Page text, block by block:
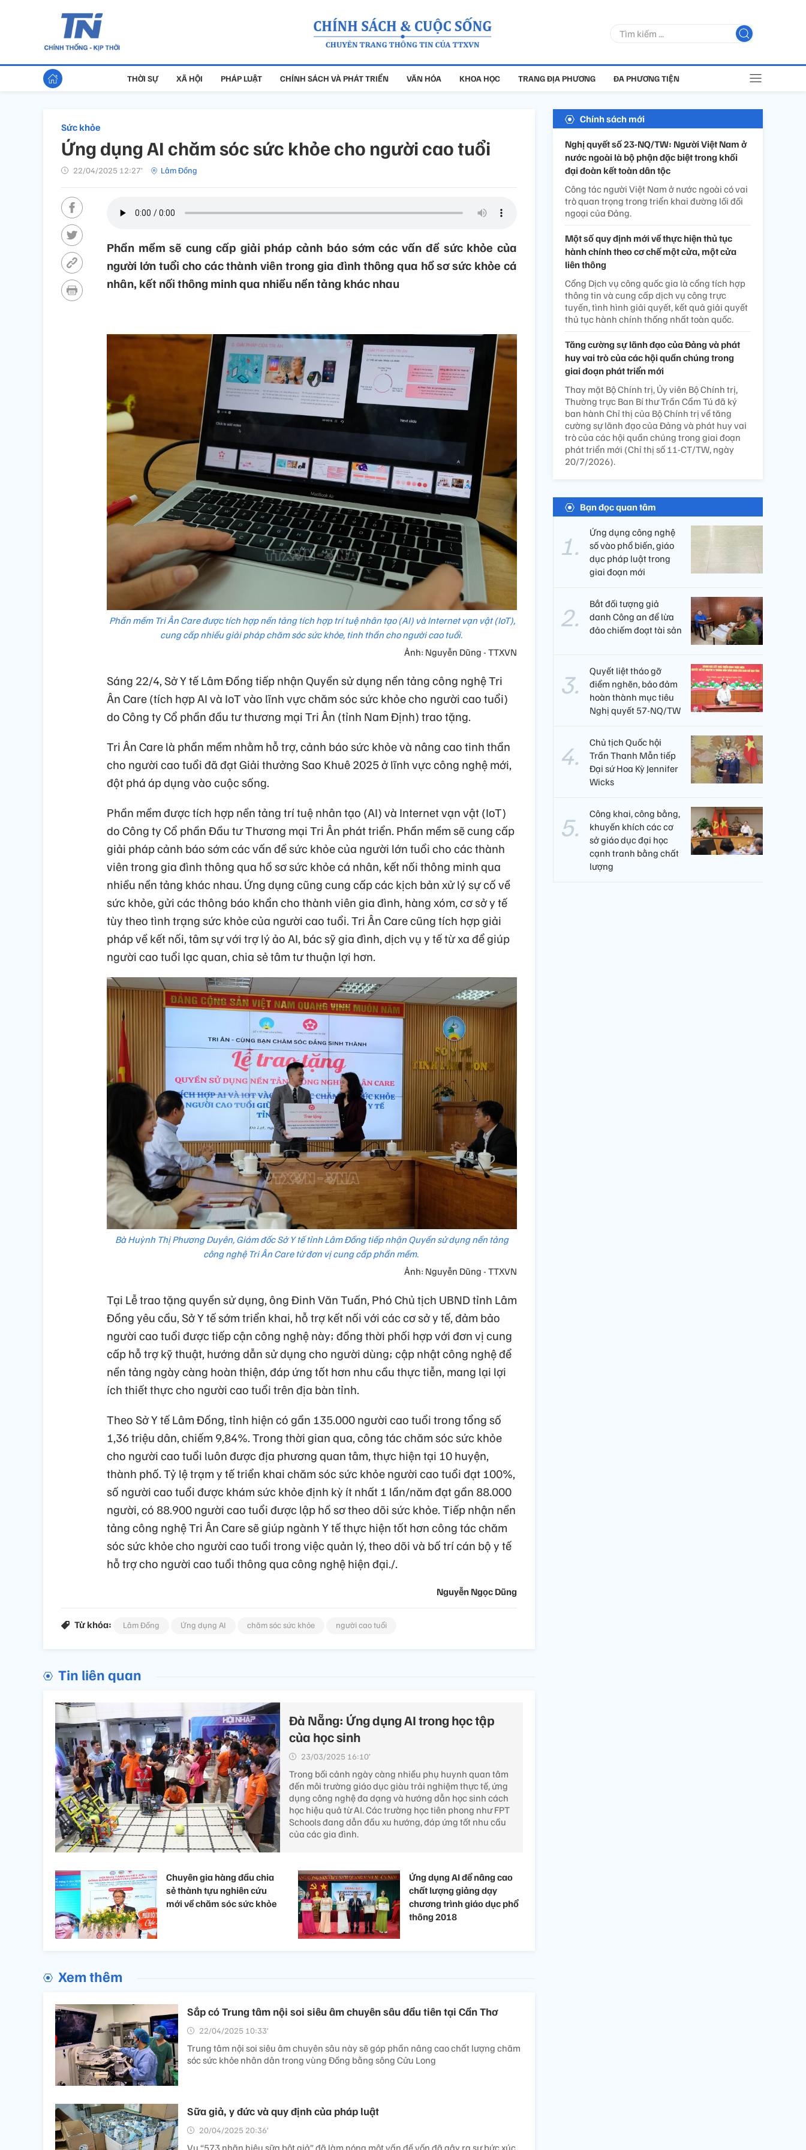
THỜI SỰ XÃ HỘI PHÁP LUẬT CHÍNH SÁCH VÀ PHÁT TRIỂN VĂN HÓA KHOA HỌC TRANG ĐỊA PHƯƠNG ĐA PHƯƠNG TIỆN
Sức khỏe
Ứng dụng AI chăm sóc sức khỏe cho người cao tuổi
22/04/2025 12:27’ Lâm Đồng
Phần mềm sẽ cung cấp giải pháp cảnh báo sớm các vấn đề sức khỏe của
người lớn tuổi cho các thành viên trong gia đình thông qua hồ sơ sức khỏe cá
nhân, kết nối thông minh qua nhiều nền tảng khác nhau
Phần mềm Tri Ân Care được tích hợp nền tảng tích hợp trí tuệ nhân tạo (AI) và Internet vạn vật (IoT),
cung cấp nhiều giải pháp chăm sóc sức khỏe, tinh thần cho người cao tuổi.
Ảnh: Nguyễn Dũng - TTXVN
Sáng 22/4, Sở Y tế Lâm Đồng tiếp nhận Quyền sử dụng nền tảng công nghệ Tri
Ân Care (tích hợp AI và IoT vào lĩnh vực chăm sóc sức khỏe cho người cao tuổi)
do Công ty Cổ phần đầu tư thương mại Tri Ân (tỉnh Nam Định) trao tặng.
Tri Ân Care là phần mềm nhằm hỗ trợ, cảnh báo sức khỏe và nâng cao tinh thần
cho người cao tuổi đã đạt Giải thưởng Sao Khuê 2025 ở lĩnh vực công nghệ mới,
đột phá áp dụng vào cuộc sống.
Phần mềm được tích hợp nền tảng trí tuệ nhân tạo (AI) và Internet vạn vật (IoT)
do Công ty Cổ phần Đầu tư Thương mại Tri Ân phát triển. Phần mềm sẽ cung cấp
giải pháp cảnh báo sớm các vấn đề sức khỏe của người lớn tuổi cho các thành
viên trong gia đình thông qua hồ sơ sức khỏe cá nhân, kết nối thông minh qua
nhiều nền tảng khác nhau. Ứng dụng cũng cung cấp các kịch bản xử lý sự cố về
sức khỏe, gửi các thông báo khẩn cho thành viên gia đình, hàng xóm, cơ sở y tế
tùy theo tình trạng sức khỏe của người cao tuổi. Tri Ân Care cũng tích hợp giải
pháp về kết nối, tâm sự với trợ lý ảo AI, bác sỹ gia đình, dịch vụ y tế từ xa để giúp
người cao tuổi lạc quan, chia sẻ tâm tư thuận lợi hơn.
Bà Huỳnh Thị Phương Duyên, Giám đốc Sở Y tế tỉnh Lâm Đồng tiếp nhận Quyền sử dụng nền tảng
công nghệ Tri Ân Care từ đơn vị cung cấp phần mềm.
Ảnh: Nguyễn Dũng - TTXVN
Tại Lễ trao tặng quyền sử dụng, ông Đinh Văn Tuấn, Phó Chủ tịch UBND tỉnh Lâm
Đồng yêu cầu, Sở Y tế sớm triển khai, hỗ trợ kết nối với các cơ sở y tế, đảm bảo
người cao tuổi được tiếp cận công nghệ này; đồng thời phối hợp với đơn vị cung
cấp hỗ trợ kỹ thuật, hướng dẫn sử dụng cho người dùng; cập nhật công nghệ để
nền tảng ngày càng hoàn thiện, đáp ứng tốt hơn nhu cầu thực tiễn, mang lại lợi
ích thiết thực cho người cao tuổi trên địa bàn tỉnh.
Theo Sở Y tế Lâm Đồng, tỉnh hiện có gần 135.000 người cao tuổi trong tổng số
1,36 triệu dân, chiếm 9,84%. Trong thời gian qua, công tác chăm sóc sức khỏe
cho người cao tuổi luôn được địa phương quan tâm, thực hiện tại 10 huyện,
thành phố. Tỷ lệ trạm y tế triển khai chăm sóc sức khỏe người cao tuổi đạt 100%,
số người cao tuổi được khám sức khỏe định kỳ ít nhất 1 lần/năm đạt gần 88.000
người, có 88.900 người cao tuổi được lập hồ sơ theo dõi sức khỏe. Tiếp nhận nền
tảng công nghệ Tri Ân Care sẽ giúp ngành Y tế thực hiện tốt hơn công tác chăm
sóc sức khỏe cho người cao tuổi trong việc quản lý, theo dõi và bố trí cán bộ y tế
hỗ trợ cho người cao tuổi thông qua công nghệ hiện đại./.
Nguyễn Ngọc Dũng
Từ khóa: Lâm Đồng Ứng dụng AI chăm sóc sức khỏe người cao tuổi
Tin liên quan
Đà Nẵng: Ứng dụng AI trong học tập
của học sinh
23/03/2025 16:10’
Trong bối cảnh ngày càng nhiều phụ huynh quan tâm
đến môi trường giáo dục giàu trải nghiệm thực tế, ứng
dụng công nghệ đa dạng và hướng dẫn học sinh cách
học hiệu quả từ AI. Các trường học tiên phong như FPT
Schools đang dẫn đầu xu hướng, đáp ứng tốt nhu cầu
của các gia đình.
Chuyên gia hàng đầu chia
sẻ thành tựu nghiên cứu
mới về chăm sóc sức khỏe
Ứng dụng AI để nâng cao
chất lượng giảng dạy
chương trình giáo dục phổ
thông 2018
Xem thêm
Sắp có Trung tâm nội soi siêu âm chuyên sâu đầu tiên tại Cần Thơ
22/04/2025 10:33’
Trung tâm nội soi siêu âm chuyên sâu này sẽ góp phần nâng cao chất lượng chăm
sóc sức khỏe nhân dân trong vùng Đồng bằng sông Cửu Long
Sữa giả, y đức và quy định của pháp luật
20/04/2025 20:36’
Chính sách mới
Nghị quyết số 23-NQ/TW: Người Việt Nam ở
nước ngoài là bộ phận đặc biệt trong khối
đại đoàn kết toàn dân tộc
Công tác người Việt Nam ở nước ngoài có vai
trò quan trọng trong triển khai đường lối đối
ngoại của Đảng.
Một số quy định mới về thực hiện thủ tục
hành chính theo cơ chế một cửa, một cửa
liên thông
Cổng Dịch vụ công quốc gia là cổng tích hợp
thông tin và cung cấp dịch vụ công trực
tuyến, tình hình giải quyết, kết quả giải quyết
thủ tục hành chính thống nhất toàn quốc.
Tăng cường sự lãnh đạo của Đảng và phát
huy vai trò của các hội quần chúng trong
giai đoạn phát triển mới
Thay mặt Bộ Chính trị, Ủy viên Bộ Chính trị,
Thường trực Ban Bí thư Trần Cẩm Tú đã ký
ban hành Chỉ thị của Bộ Chính trị về tăng
cường sự lãnh đạo của Đảng và phát huy vai
trò của các hội quần chúng trong giai đoạn
phát triển mới (Chỉ thị số 11-CT/TW, ngày
20/7/2026).
Bạn đọc quan tâm
Ứng dụng công nghệ
số vào phổ biến, giáo
dục pháp luật trong
giai đoạn mới
Bắt đối tượng giả
danh Công an để lừa
đảo chiếm đoạt tài sản
Quyết liệt tháo gỡ
điểm nghẽn, bảo đảm
hoàn thành mục tiêu
Nghị quyết 57-NQ/TW
Chủ tịch Quốc hội
Trần Thanh Mẫn tiếp
Đại sứ Hoa Kỳ Jennifer
Wicks
Công khai, công bằng,
khuyến khích các cơ
sở giáo dục đại học
cạnh tranh bằng chất
lượng​